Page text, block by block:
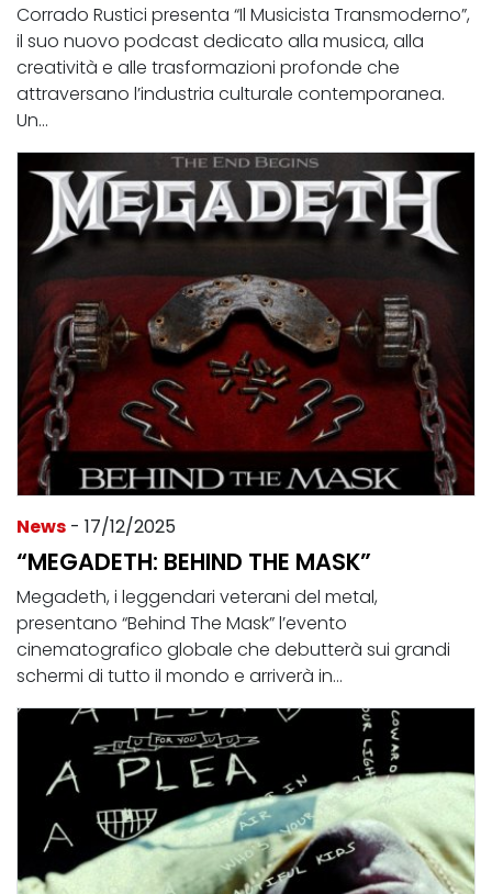
Corrado Rustici presenta “Il Musicista Transmoderno”,
il suo nuovo podcast dedicato alla musica, alla
creatività e alle trasformazioni profonde che
attraversano l’industria culturale contemporanea.
Un...
News - 17/12/2025
“MEGADETH: BEHIND THE MASK”
Megadeth, i leggendari veterani del metal,
presentano “Behind The Mask” l’evento
cinematografico globale che debutterà sui grandi
schermi di tutto il mondo e arriverà in...